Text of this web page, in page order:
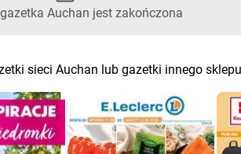
Auchan jest zakończona
sieci Auchan lub gazetki innego sklepu